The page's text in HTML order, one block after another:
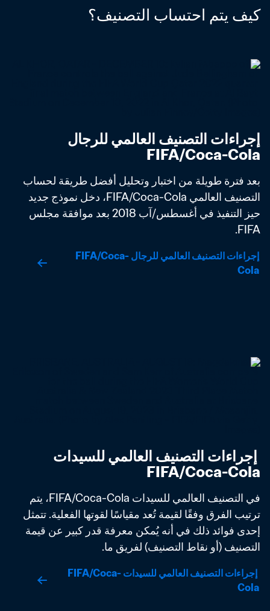
كيف يتم احتساب التصنيف؟
FIFA/Coca-Cola
FIFA.
إجراءات التصنيف العالمي للرجال FIFA/Coca-
Cola
FIFA/Coca-Cola
التصنيف (أو نقاط التصنيف) لفريق ما.
إجراءات التصنيف العالمي للسيدات FIFA/Coca-
Cola